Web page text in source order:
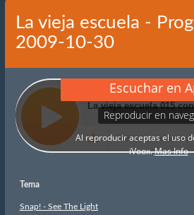
La vieja escuela -
2009-10-30
Tema
Snap! - See The Light